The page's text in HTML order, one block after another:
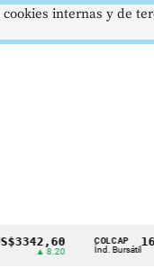
COLCAP
Índ. Bursátil
internas y de